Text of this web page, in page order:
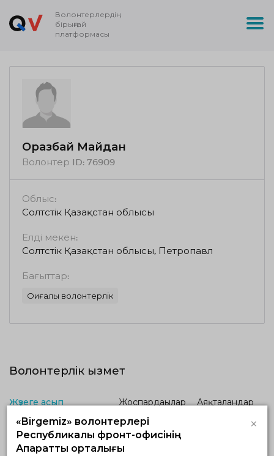
Волонтерлердің
бірыңғай
платформасы
Оразбай Майдан
Волонтер ID: 76909
Облыс:
Солтүстік Қазақстан облысы
Елді мекен:
Солтүстік Қазақстан облысы, Петропавл
Бағыттар:
Оқиғалық волонтерлік
Волонтерлік қызмет
Жүзеге асып
Жоспардағылар Аяқталғандар
Белсенді жобалар жоқ
«Birgemiz» волонтерлері
Республикалық фронт-офисінің
Ақпараттық орталығы
×